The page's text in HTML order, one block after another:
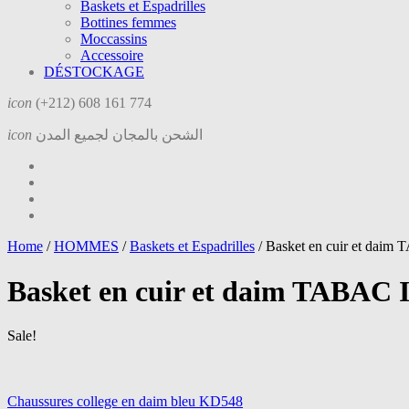
Baskets et Espadrilles
Bottines femmes
Moccassins
Accessoire
DÉSTOCKAGE
icon (+212) 608 161 774
icon الشحن بالمجان لجميع المدن
Home / HOMMES / Baskets et Espadrilles /Basket en cuir et daim
Basket en cuir et daim TABAC
Sale!
Chaussures college en daim bleu KD548